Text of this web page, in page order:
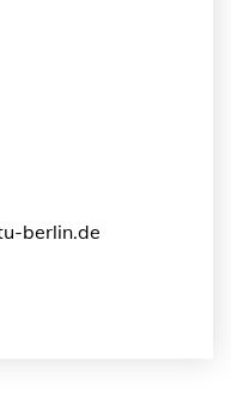
berlin.de